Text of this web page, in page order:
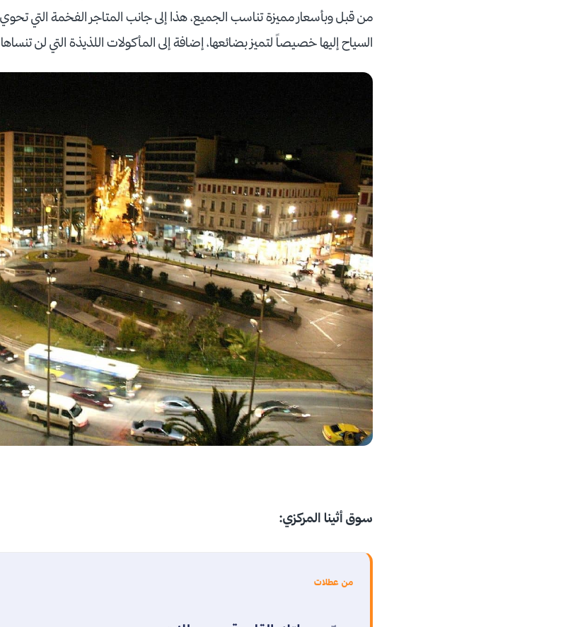
من قبل وبأسعار مميزة تناسب الجميع، هذا إلى جانب المتاجر الفخمة التي تحوي
السياح إليها خصيصاً لتميز بضائعها، إضافة إلى المأكولات اللذيذة التي لن تنساها
سوق أثينا المركزي:
من عطلات